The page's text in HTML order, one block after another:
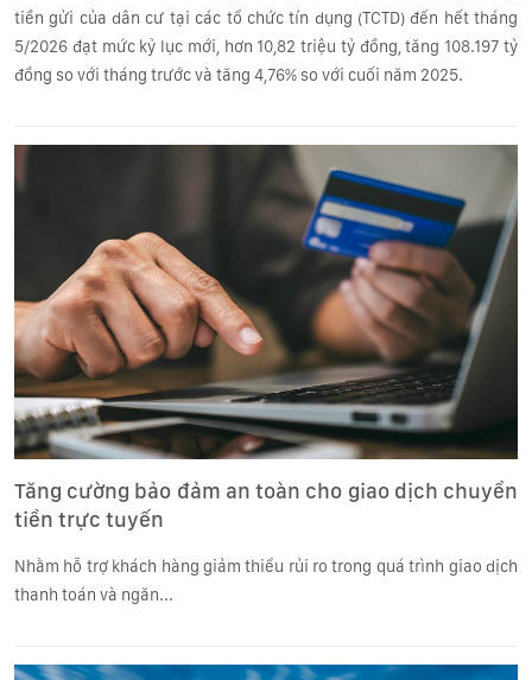
tiền gửi của dân cư tại các tổ chức tín dụng (TCTD) đến hết tháng
5/2026 đạt mức kỷ lục mới, hơn 10,82 triệu tỷ đồng, tăng 108.197 tỷ
đồng so với tháng trước và tăng 4,76% so với cuối năm 2025.
Tăng cường bảo đảm an toàn cho giao dịch chuyển
tiền trực tuyến
Nhằm hỗ trợ khách hàng giảm thiểu rủi ro trong quá trình giao dịch
thanh toán và ngăn...